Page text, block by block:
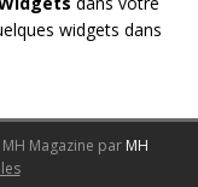
widgets dans
Magazine par MH